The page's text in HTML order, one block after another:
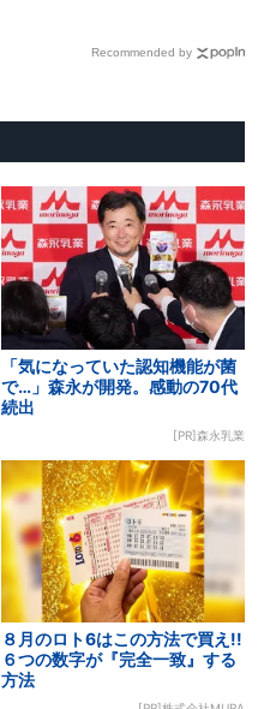
Recommended by
「気になっていた認知機能が菌
で…」森永が開発。感動の70代
続出
[PR]森永乳業
８月のロト6はこの方法で買え!!
６つの数字が『完全一致』する
方法